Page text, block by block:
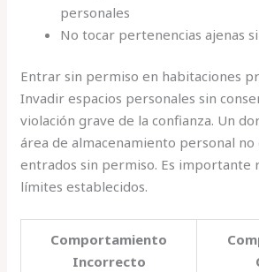
personales
No tocar pertenencias ajenas
Entrar sin permiso en habitaciones
Invadir espacios personales sin
violación grave de la confianza. Un
área de almacenamiento personal
entrados sin permiso. Es importante
límites establecidos.
Comportamiento
Incorrecto